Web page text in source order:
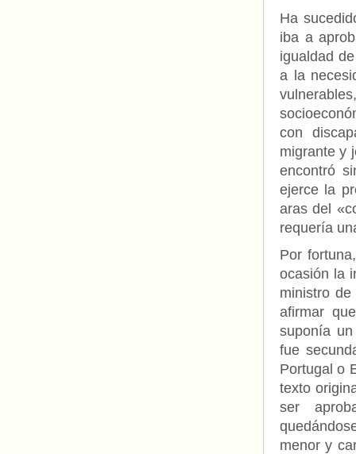
Ha
iba a
igualdad
a la
con
migrante y
encontró
ejerce la
aras del
requería
Por
ocasión la
ministro
afirmar
suponía
fue
Portugal o
texto
ser
menor y